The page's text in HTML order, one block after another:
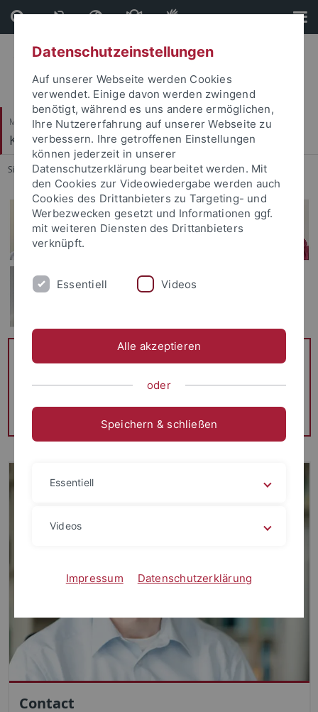
Direkt
zum
Inhalt
Direkt
zur
Fußleiste
Mathematisch-Naturwissenschaftliche Fakultät
Kognitive Systeme
Sie sind hier: Startseite ... Kognitive Systeme
Group Talks
20.07.2026: Dominik Hildebrand - Foundation Stereo -
10.08.2026: Max Beffert - LLMs, VLMs and VLAs on UAVs
Contact
Datenschutzeinstellungen
Auf unserer Webseite werden Cookies
verwendet. Einige davon werden zwingend
benötigt, während es uns andere ermöglichen,
Ihre Nutzererfahrung auf unserer Webseite zu
verbessern. Ihre getroffenen Einstellungen
können jederzeit in unserer
Datenschutzerklärung bearbeitet werden. Mit
den Cookies zur Videowiedergabe werden auch
Cookies des Drittanbieters zu Targeting- und
Werbezwecken gesetzt und Informationen ggf.
mit weiteren Diensten des Drittanbieters
verknüpft.
Essentiell Videos
Alle akzeptieren
oder
Speichern & schließen
Essentiell
Videos
Impressum Datenschutzerklärung